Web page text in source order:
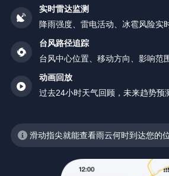
实时雷达监测
降雨强度、雷电活动、冰雹风险实
台风路径追踪
台风中心位置、移动方向、影响范
动画回放
过去24小时天气回顾，未来趋势预
滑动指尖就能查看雨云何时到达您的